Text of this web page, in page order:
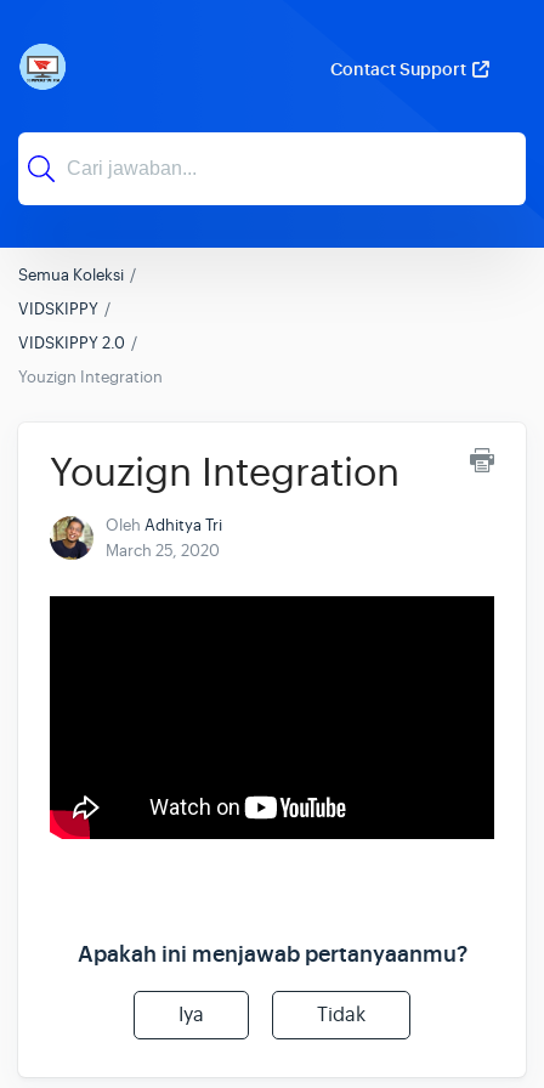
Contact Support
Semua Koleksi
VIDSKIPPY
VIDSKIPPY 2.0
Youzign Integration
Youzign Integration
Oleh Adhitya Tri
March 25, 2020
Apakah ini menjawab pertanyaanmu?
Iya Tidak